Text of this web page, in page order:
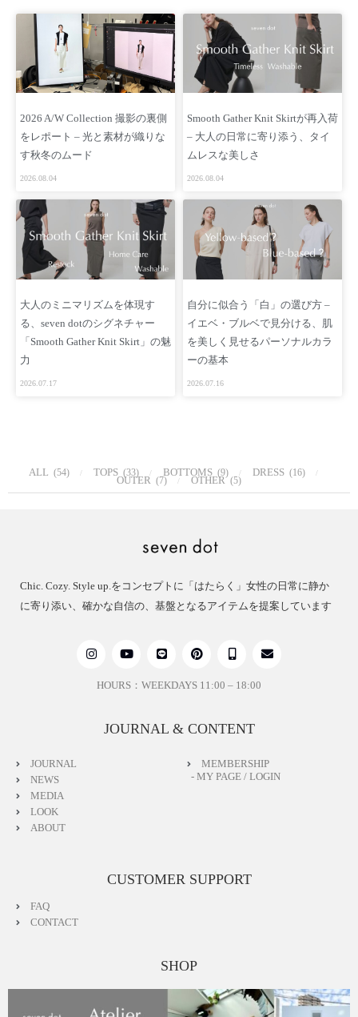
2026 A/W Collection 撮影の裏側
をレポート – 光と素材が織りな
す秋冬のムード
2026.08.04
Smooth Gather Knit Skirtが再入荷
– 大人の日常に寄り添う、タイ
ムレスな美しさ
2026.08.04
大人のミニマリズムを体現す
る、seven dotのシグネチャー
「Smooth Gather Knit Skirt」の魅
力
2026.07.17
自分に似合う「白」の選び方 –
イエベ・ブルベで見分ける、肌
を美しく見せるパーソナルカラ
ーの基本
2026.07.16
ALL (54) TOPS (33) BOTTOMS (9) DRESS (16)
OUTER (7) OTHER (5)
Chic. Cozy. Style up.をコンセプトに「はたらく」女性の日常に静か
に寄り添い、確かな自信の、基盤となるアイテムを提案しています
HOURS：WEEKDAYS 11:00 – 18:00
JOURNAL & CONTENT
JOURNAL
NEWS
MEDIA
LOOK
ABOUT
MEMBERSHIP
- MY PAGE / LOGIN
CUSTOMER SUPPORT
FAQ
CONTACT
SHOP